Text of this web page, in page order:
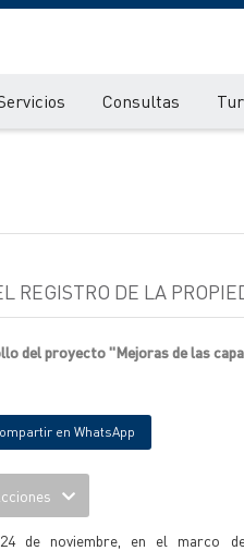
Consultas
REGISTRO DE LA
del proyecto "Mejoras de las
en WhatsApp
de noviembre, en el marco